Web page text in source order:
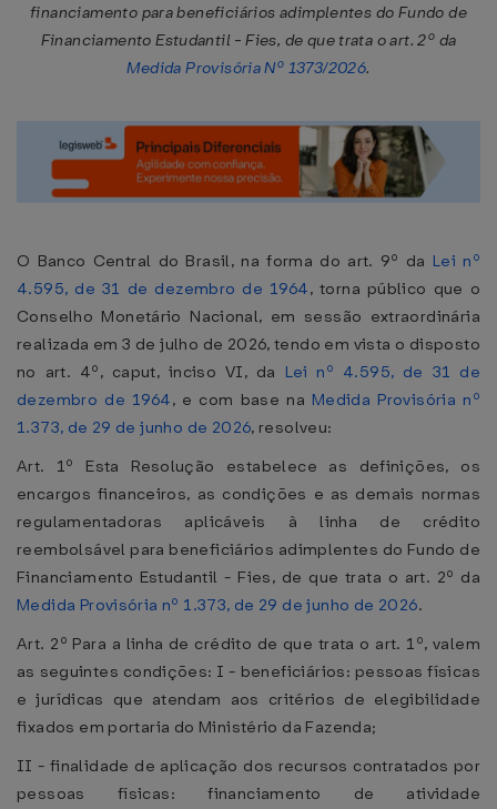
financiamento para beneficiários adimplentes do Fundo de
Financiamento Estudantil - Fies, de que trata o art. 2º da
Medida Provisória Nº 1373/2026.
O Banco Central do Brasil, na forma do art. 9º da Lei nº
4.595, de 31 de dezembro de 1964, torna público que o
Conselho Monetário Nacional, em sessão extraordinária
realizada em 3 de julho de 2026, tendo em vista o disposto
no art. 4º, caput, inciso VI, da Lei nº 4.595, de 31 de
dezembro de 1964, e com base na Medida Provisória nº
1.373, de 29 de junho de 2026, resolveu:
Art. 1º Esta Resolução estabelece as definições, os
encargos financeiros, as condições e as demais normas
regulamentadoras aplicáveis à linha de crédito
reembolsável para beneficiários adimplentes do Fundo de
Financiamento Estudantil - Fies, de que trata o art. 2º da
Medida Provisória nº 1.373, de 29 de junho de 2026.
Art. 2º Para a linha de crédito de que trata o art. 1º, valem
as seguintes condições: I - beneficiários: pessoas físicas
e jurídicas que atendam aos critérios de elegibilidade
fixados em portaria do Ministério da Fazenda;
II - finalidade de aplicação dos recursos contratados por
pessoas físicas: financiamento de atividade